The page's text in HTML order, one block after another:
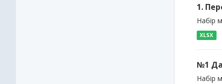
1.
Набір
XLSX
№1
Набір